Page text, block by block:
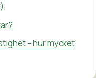
– hur mycket